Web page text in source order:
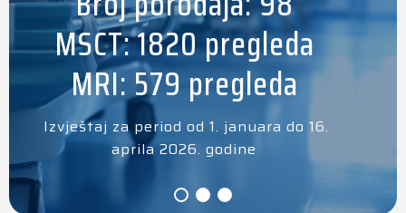
MSCT: 1820 pregleda
MRI: 579 pregleda
Izvještaj za period od 1. januara do 16.
aprila 2026. godine